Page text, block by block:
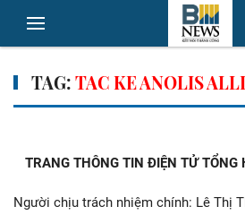
TAG:TAC KE ANOLIS
TRANG THÔNG TIN ĐIỆN TỬ TỔNG
Người chịu trách nhiệm chính: Lê Thị